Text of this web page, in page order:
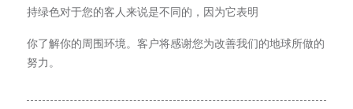
持绿色对于您的客人来说是不同的，因为它表明
你了解你的周围环境。客户将感谢您为改善我们的地球所做的
努力。